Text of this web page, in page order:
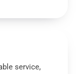
service,